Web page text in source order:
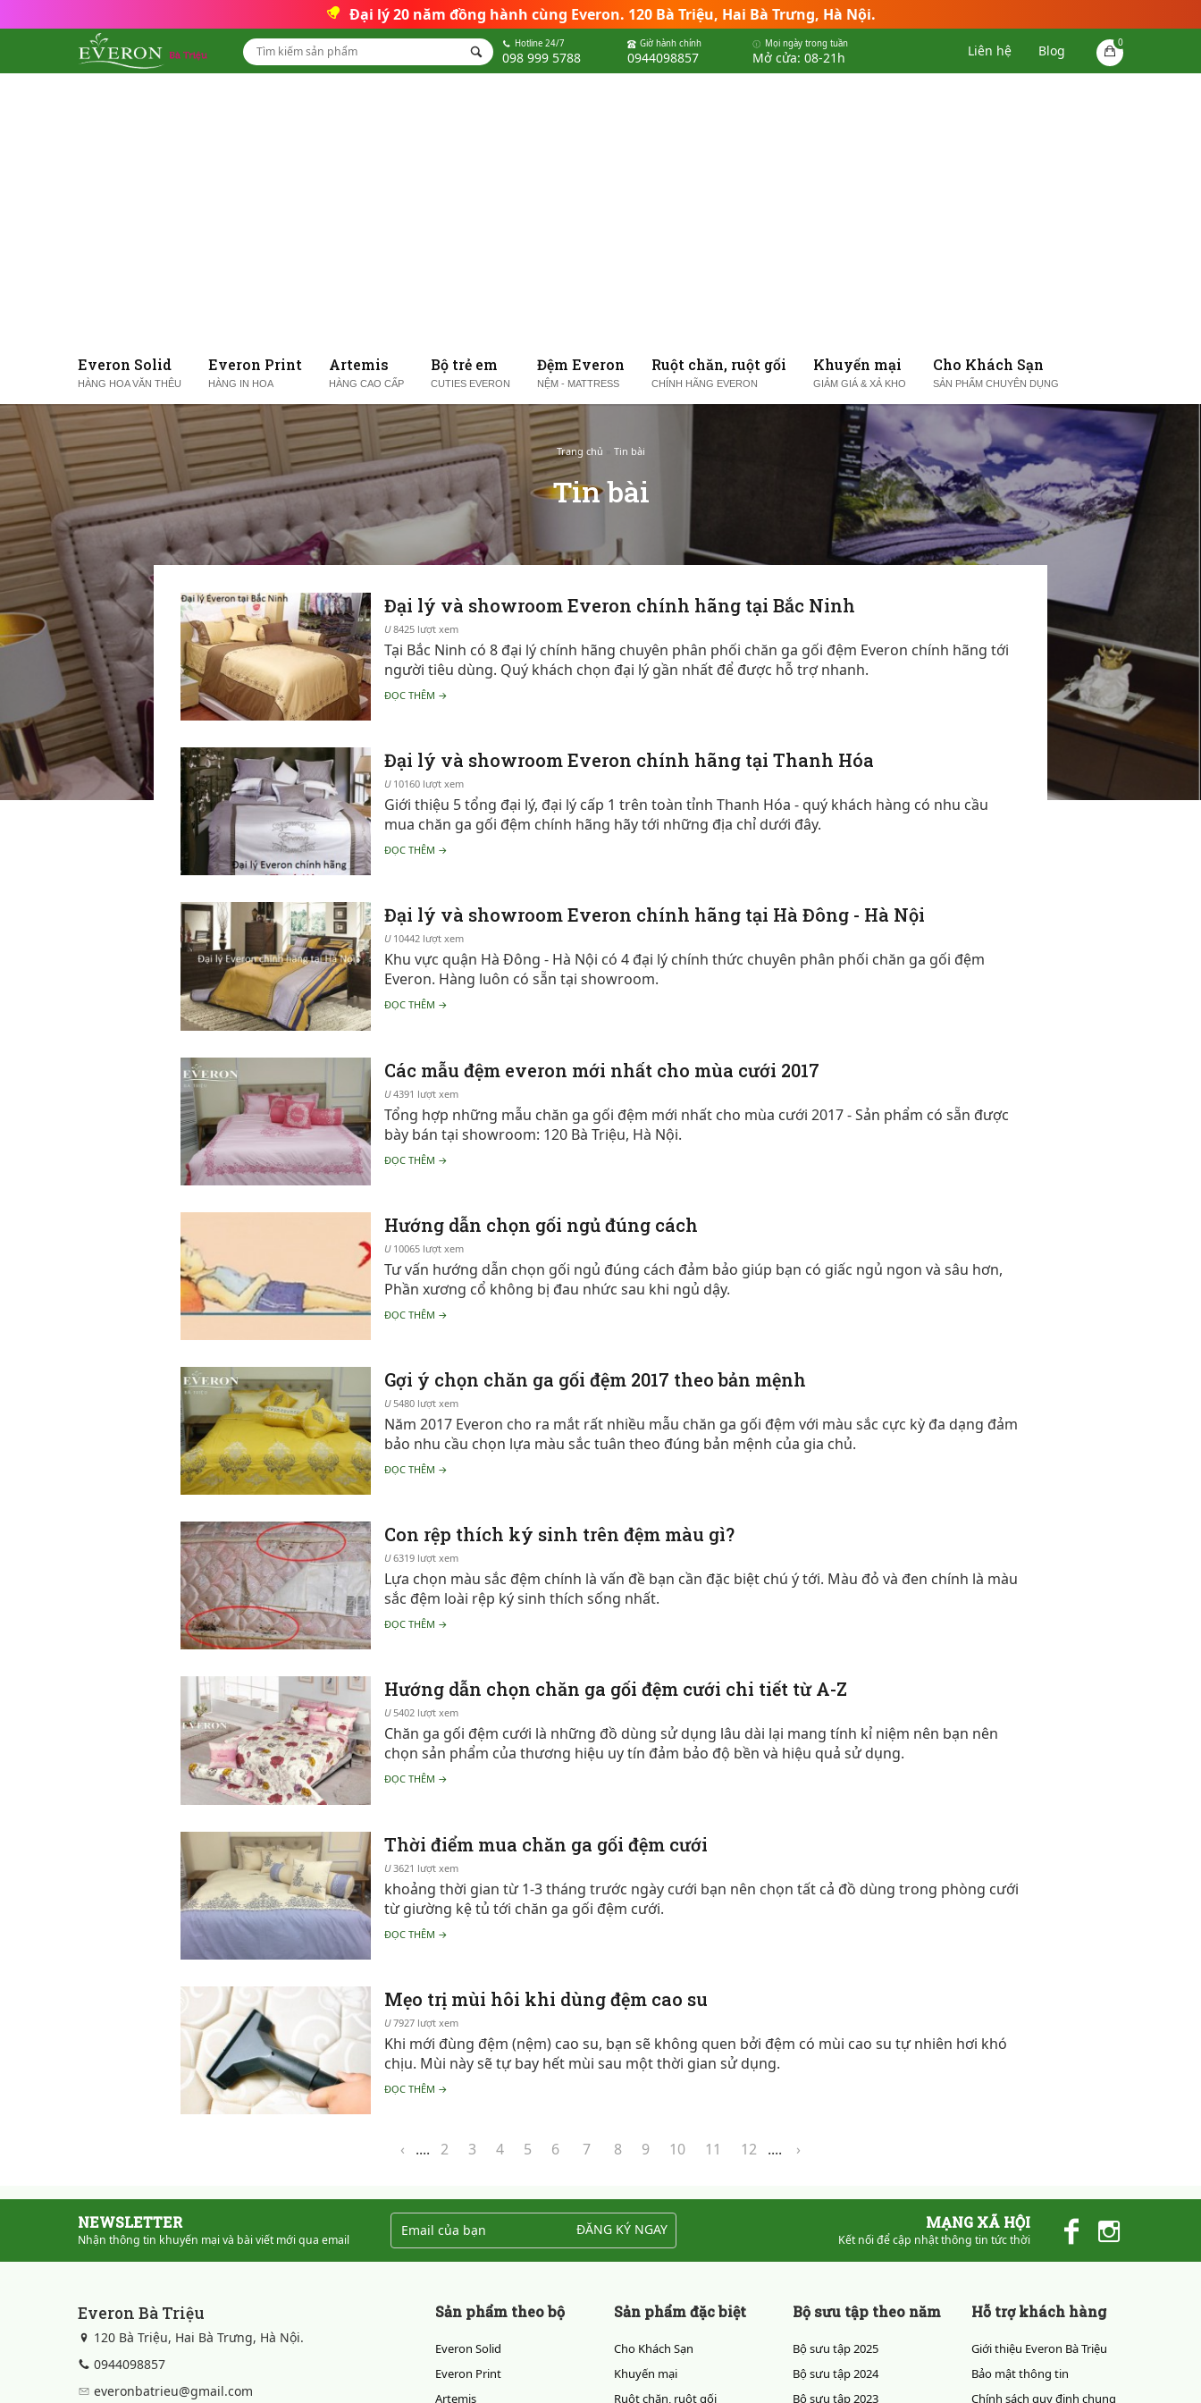
Đại lý 20 năm đồng hành cùng Everon. 120 Bà Triệu, Hai Bà Trưng, Hà Nội.
Hotline 24/7
098 999 5788
Giờ hành chính
0944098857
Mọi ngày trong tuần
Mở cửa: 08-21h
0
Blog
Liên hệ
Everon Solid
HÀNG HOA VĂN THÊU
Everon Print
HÀNG IN HOA
Artemis
HÀNG CAO CẤP
Bộ trẻ em
CUTIES EVERON
Đệm Everon
NỆM - MATTRESS
Ruột chăn, ruột gối
CHÍNH HÃNG EVERON
Khuyến mại
GIẢM GIÁ & XẢ KHO
Cho Khách Sạn
SẢN PHẨM CHUYÊN DỤNG
Trang chủ Tin bài
Tin bài
Đại lý và showroom Everon chính hãng tại Bắc Ninh
8425 lượt xem
Tại Bắc Ninh có 8 đại lý chính hãng chuyên phân phối chăn ga gối đệm Everon chính hãng tới
người tiêu dùng. Quý khách chọn đại lý gần nhất để được hỗ trợ nhanh.
ĐỌC THÊM →
Đại lý và showroom Everon chính hãng tại Thanh Hóa
10160 lượt xem
Giới thiệu 5 tổng đại lý, đại lý cấp 1 trên toàn tỉnh Thanh Hóa - quý khách hàng có nhu cầu
mua chăn ga gối đệm chính hãng hãy tới những địa chỉ dưới đây.
ĐỌC THÊM →
Đại lý và showroom Everon chính hãng tại Hà Đông - Hà Nội
10442 lượt xem
Khu vực quận Hà Đông - Hà Nội có 4 đại lý chính thức chuyên phân phối chăn ga gối đệm
Everon. Hàng luôn có sẵn tại showroom.
ĐỌC THÊM →
Các mẫu đệm everon mới nhất cho mùa cưới 2017
4391 lượt xem
Tổng hợp những mẫu chăn ga gối đệm mới nhất cho mùa cưới 2017 - Sản phẩm có sẵn được
bày bán tại showroom: 120 Bà Triệu, Hà Nội.
ĐỌC THÊM →
Hướng dẫn chọn gối ngủ đúng cách
10065 lượt xem
Tư vấn hướng dẫn chọn gối ngủ đúng cách đảm bảo giúp bạn có giấc ngủ ngon và sâu hơn,
Phần xương cổ không bị đau nhức sau khi ngủ dậy.
ĐỌC THÊM →
Gợi ý chọn chăn ga gối đệm 2017 theo bản mệnh
5480 lượt xem
Năm 2017 Everon cho ra mắt rất nhiều mẫu chăn ga gối đệm với màu sắc cực kỳ đa dạng đảm
bảo nhu cầu chọn lựa màu sắc tuân theo đúng bản mệnh của gia chủ.
ĐỌC THÊM →
Con rệp thích ký sinh trên đệm màu gì?
6319 lượt xem
Lựa chọn màu sắc đệm chính là vấn đề bạn cần đặc biệt chú ý tới. Màu đỏ và đen chính là màu
sắc đệm loài rệp ký sinh thích sống nhất.
ĐỌC THÊM →
Hướng dẫn chọn chăn ga gối đệm cưới chi tiết từ A-Z
5402 lượt xem
Chăn ga gối đệm cưới là những đồ dùng sử dụng lâu dài lại mang tính kỉ niệm nên bạn nên
chọn sản phẩm của thương hiệu uy tín đảm bảo độ bền và hiệu quả sử dụng.
ĐỌC THÊM →
Thời điểm mua chăn ga gối đệm cưới
3621 lượt xem
khoảng thời gian từ 1-3 tháng trước ngày cưới bạn nên chọn tất cả đồ dùng trong phòng cưới
từ giường kệ tủ tới chăn ga gối đệm cưới.
ĐỌC THÊM →
Mẹo trị mùi hôi khi dùng đệm cao su
7927 lượt xem
Khi mới đùng đệm (nệm) cao su, bạn sẽ không quen bởi đệm có mùi cao su tự nhiên hơi khó
chịu. Mùi này sẽ tự bay hết mùi sau một thời gian sử dụng.
ĐỌC THÊM →
‹ .... 2 3 4 5 6 7 8 9 10 11 12 .... ›
NEWSLETTER
Nhận thông tin khuyến mại và bài viết mới qua email
ĐĂNG KÝ NGAY MẠNG XÃ HỘI
Kết nối để cập nhật thông tin tức thời
Sản phẩm theo bộ
Everon Solid
Everon Print
Artemis
Sản phẩm đặc biệt
Cho Khách Sạn
Khuyến mại
Ruột chăn, ruột gối
Bộ sưu tập theo năm
Bộ sưu tập 2025
Bộ sưu tập 2024
Bộ sưu tập 2023
Hỗ trợ khách hàng
Giới thiệu Everon Bà Triệu
Bảo mật thông tin
Chính sách quy định chung
Everon Bà Triệu
120 Bà Triệu, Hai Bà Trưng, Hà Nội.
0944098857
everonbatrieu@gmail.com